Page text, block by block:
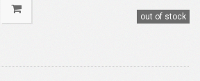
out of stock